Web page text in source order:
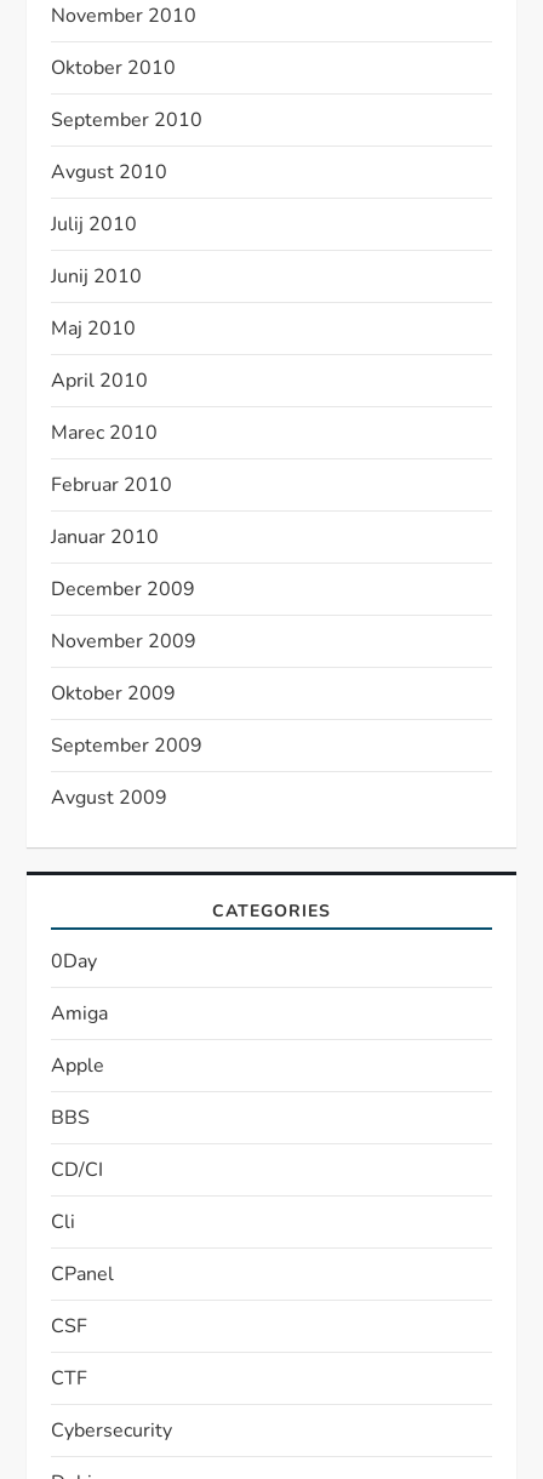
November 2010
Oktober 2010
September 2010
Avgust 2010
Julij 2010
Junij 2010
Maj 2010
April 2010
Marec 2010
Februar 2010
Januar 2010
December 2009
November 2009
Oktober 2009
September 2009
Avgust 2009
CATEGORIES
0Day
Amiga
Apple
BBS
CD/CI
Cli
CPanel
CSF
CTF
Cybersecurity